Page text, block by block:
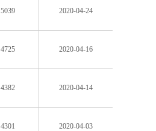
5039 2020-04-24
4725 2020-04-16
4382 2020-04-14
4301 2020-04-03